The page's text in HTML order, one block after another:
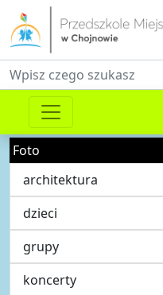
Fraza do wyszukiwania
Foto
architektura
dzieci
grupy
koncerty